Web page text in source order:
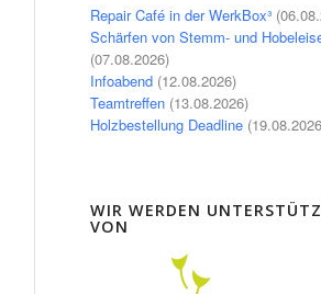
Repair Café in der WerkBox³
Schärfen von Stemm- und
(07.08.2026)
Infoabend (12.08.2026)
Teamtreffen (13.08.2026)
Holzbestellung Deadline
WIR WERDEN
VON